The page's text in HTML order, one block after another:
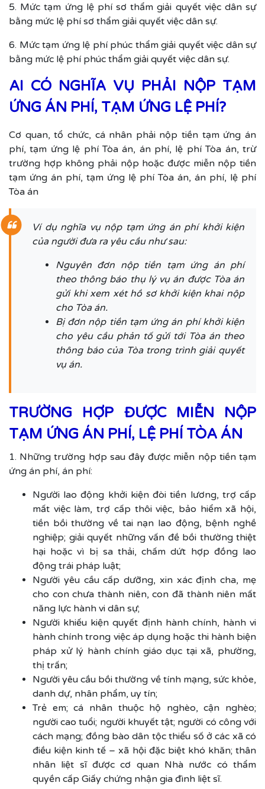
5. Mức tạm ứng lệ phí sơ thẩm giải quyết việc dân sự
bằng mức lệ phí sơ thẩm giải quyết việc dân sự.
6. Mức tạm ứng lệ phí phúc thẩm giải quyết việc dân sự
bằng mức lệ phí phúc thẩm giải quyết việc dân sự.
AI CÓ NGHĨA VỤ PHẢI NỘP TẠM
ỨNG ÁN PHÍ, TẠM ỨNG LỆ PHÍ?
Cơ quan, tổ chức, cá nhân phải nộp tiền tạm ứng án
phí, tạm ứng lệ phí Tòa án, án phí, lệ phí Tòa án, trừ
trường hợp không phải nộp hoặc được miễn nộp tiền
tạm ứng án phí, tạm ứng lệ phí Tòa án, án phí, lệ phí
Tòa án
Ví dụ nghĩa vụ nộp tạm ứng án phí khởi kiện
của người đưa ra yêu cầu như sau:
Nguyên đơn nộp tiền tạm ứng án phí
theo thông báo thụ lý vụ án được Tòa án
gửi khi xem xét hồ sơ khởi kiện khai nộp
cho Tòa án.
Bị đơn nộp tiền tạm ứng án phí khởi kiện
cho yêu cầu phản tố gửi tới Tòa án theo
thông báo của Tòa trong trình giải quyết
vụ án.
TRƯỜNG HỢP ĐƯỢC MIỄN NỘP
TẠM ỨNG ÁN PHÍ, LỆ PHÍ TÒA ÁN
1. Những trường hợp sau đây được miễn nộp tiền tạm
ứng án phí, án phí:
Người lao động khởi kiện đòi tiền lương, trợ cấp
mất việc làm, trợ cấp thôi việc, bảo hiểm xã hội,
tiền bồi thường về tai nạn lao động, bệnh nghề
nghiệp; giải quyết những vấn đề bồi thường thiệt
hại hoặc vì bị sa thải, chấm dứt hợp đồng lao
động trái pháp luật;
Người yêu cầu cấp dưỡng, xin xác định cha, mẹ
cho con chưa thành niên, con đã thành niên mất
năng lực hành vi dân sự;
Người khiếu kiện quyết định hành chính, hành vi
hành chính trong việc áp dụng hoặc thi hành biện
pháp xử lý hành chính giáo dục tại xã, phường,
thị trấn;
Người yêu cầu bồi thường về tính mạng, sức khỏe,
danh dự, nhân phẩm, uy tín;
Trẻ em; cá nhân thuộc hộ nghèo, cận nghèo;
người cao tuổi; người khuyết tật; người có công với
cách mạng; đồng bào dân tộc thiểu số ở các xã có
điều kiện kinh tế – xã hội đặc biệt khó khăn; thân
nhân liệt sĩ được cơ quan Nhà nước có thẩm
quyền cấp Giấy chứng nhận gia đình liệt sĩ.